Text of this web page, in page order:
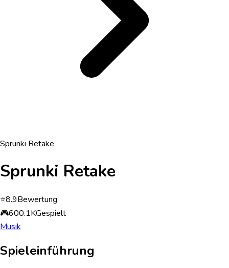
Sprunki Retake
Sprunki Retake
⭐8.9Bewertung
🎮600.1KGespielt
Musik
Spieleinführung